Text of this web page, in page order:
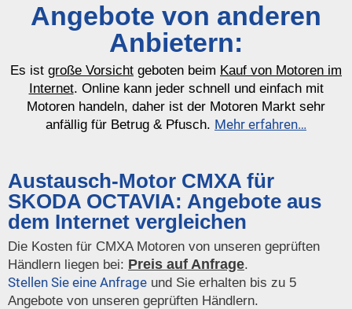
Angebote von anderen
Anbietern:
Es ist große Vorsicht geboten beim Kauf von Motoren im
Internet. Online kann jeder schnell und einfach mit
Motoren handeln, daher ist der Motoren Markt sehr
anfällig für Betrug & Pfusch. Mehr erfahren…
Austausch-Motor CMXA für
SKODA OCTAVIA: Angebote aus
dem Internet vergleichen
Die Kosten für CMXA Motoren von unseren geprüften
Händlern liegen bei: Preis auf Anfrage.
Stellen Sie eine Anfrage und Sie erhalten bis zu 5
Angebote von unseren geprüften Händlern.